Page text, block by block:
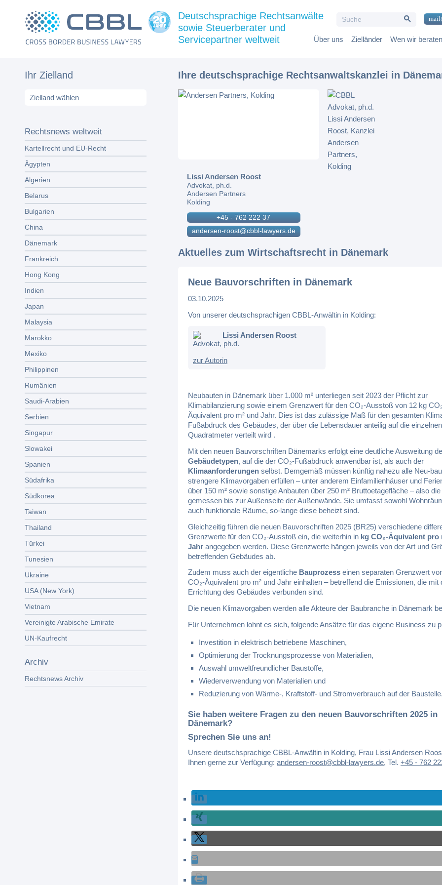
for:
Search Button
Über uns Zielländer Wen wir beraten
Deutschsprachige Rechtsanwälte
sowie Steuerberater und
Servicepartner weltweit
Ihr Zielland
Rechtsnews weltweit
Kartellrecht und EU-Recht
Ägypten
Algerien
Belarus
Bulgarien
China
Dänemark
Frankreich
Hong Kong
Indien
Japan
Malaysia
Marokko
Mexiko
Philippinen
Rumänien
Saudi-Arabien
Serbien
Singapur
Slowakei
Spanien
Südafrika
Südkorea
Taiwan
Thailand
Türkei
Tunesien
Ukraine
USA (New York)
Vietnam
Vereinigte Arabische Emirate
UN-Kaufrecht
Archiv
Rechtsnews Archiv
Ihre deutschsprachige Rechtsanwaltskanzlei in
Lissi Andersen Roost
Advokat, ph.d.
Andersen Partners
Kolding
+45 - 762 222 37
andersen-roost@cbbl-lawyers.de
Aktuelles zum Wirtschaftsrecht in Dänemark
Neue Bauvorschriften in Dänemark
03.10.2025
Von unserer deutschsprachigen CBBL-Anwältin in Kolding:
Lissi Andersen Roost
Advokat, ph.d.
zur Autorin
Neubauten in Dänemark über 1.000 m² unterliegen seit 2023 der Pflicht zur
Klimabilanzierung sowie einem Grenzwert für den CO₂-Ausstoß von 12 kg
Äquivalent pro m² und Jahr. Dies ist das zulässige Maß für den gesamten
Fußabdruck des Gebäudes, der über die Lebensdauer anteilig auf die einzelnen
Quadratmeter verteilt wird .
Mit den neuen Bauvorschriften Dänemarks erfolgt eine deutliche Ausweitung
Gebäudetypen, auf die der CO₂-Fußabdruck anwendbar ist, als auch der
Klimaanforderungenselbst. Demgemäß müssen künftig nahezu alle Neu-
strengere Klimavorgaben erfüllen – unter anderem Einfamilienhäuser und
über 150 m² sowie sonstige Anbauten über 250 m² Bruttoetagefläche – also
gemessen bis zur Außenseite der Außenwände. Sie umfasst sowohl
auch funktionale Räume, so-lange diese beheizt sind.
Gleichzeitig führen die neuen Bauvorschriften 2025 (BR25) verschiedene
Grenzwerte für den CO₂-Ausstoß ein, die weiterhin in kg CO₂-Äquivalent pro
Jahrangegeben werden. Diese Grenzwerte hängen jeweils von der Art und
betreffenden Gebäudes ab.
Zudem muss auch der eigentliche Bauprozesseinen separaten Grenzwert
CO₂-Äquivalent pro m² und Jahr einhalten – betreffend die Emissionen, die mit
Errichtung des Gebäudes verbunden sind.
Die neuen Klimavorgaben werden alle Akteure der Baubranche in Dänemark
Für Unternehmen lohnt es sich, folgende Ansätze für das eigene Business zu
Investition in elektrisch betriebene Maschinen,
Optimierung der Trocknungsprozesse von Materialien,
Auswahl umweltfreundlicher Baustoffe,
Wiederverwendung von Materialien und
Reduzierung von Wärme-, Kraftstoff- und Stromverbrauch auf der
Sie haben weitere Fragen zu den neuen Bauvorschriften 2025 in
Dänemark?
Sprechen Sie uns an!
Unsere deutschsprachige CBBL-Anwältin in Kolding, Frau Lissi Andersen
Ihnen gerne zur Verfügung: andersen-roost@cbbl-lawyers.de, Tel. +45 - 762